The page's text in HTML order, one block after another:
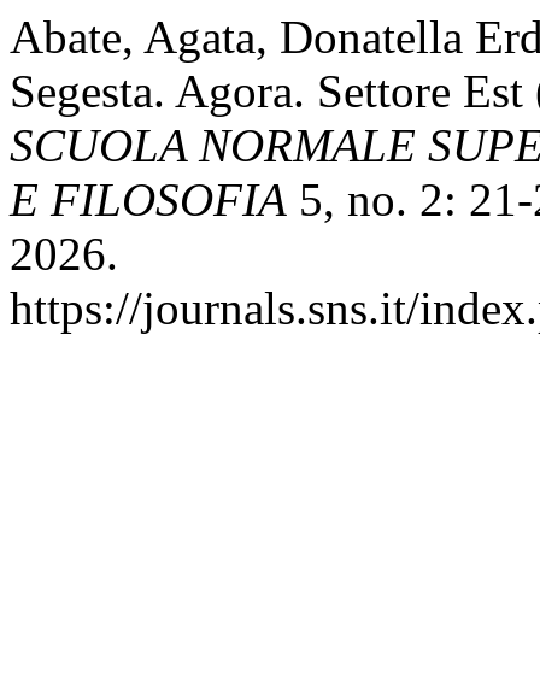
Abate, Agata, Donatella
Segesta. Agora. Settore
SCUOLA NORMALE
E FILOSOFIA 5, no. 2:
2026.
https://journals.sns.it/